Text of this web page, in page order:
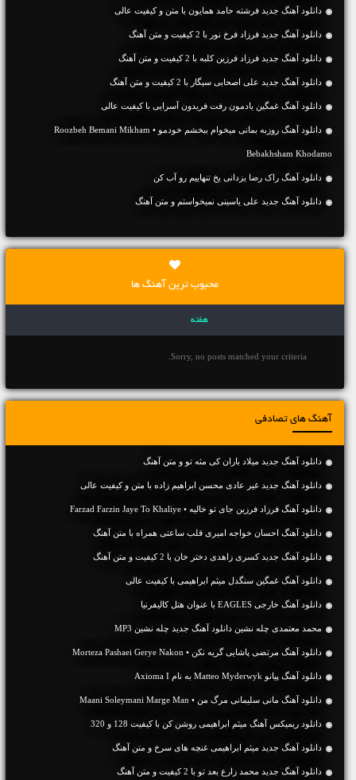
دانلود آهنگ جديد فرشته حامد همایون با متن و کیفیت عالی
دانلود آهنگ جديد فرزاد فرخ نور با 2 کیفیت و متن آهنگ
دانلود آهنگ جديد فرزاد فرزین کلبه با 2 کیفیت و متن آهنگ
دانلود آهنگ جديد علی اصحابی سیگار با 2 کیفیت و متن آهنگ
دانلود آهنگ غمگین یادمون رفت فریدون آسرایی با کیفیت عالی
دانلود آهنگ روزبه بمانی میخوام ببخشم خودمو • Roozbeh Bemani Mikham
Bebakhsham Khodamo
دانلود آهنگ راک رضا یزدانی یخ تنهاییم رو آب کن
دانلود آهنگ جديد علی یاسینی نمیخواستم و متن آهنگ
محبوب ترین آهنگ ها
هفته
Sorry, no posts matched your criteria.
آهنگ های تصادفی
دانلود آهنگ جديد میلاد باران کی مثه تو و متن آهنگ
دانلود آهنگ جديد غیر عادی محسن ابراهیم زاده با متن و کیفیت عالی
دانلود آهنگ فرزاد فرزین جای تو خالیه • Farzad Farzin Jaye To Khaliye
دانلود آهنگ احسان خواجه امیری قلب ساعتی همراه با متن آهنگ
دانلود آهنگ جديد کسری زاهدی دختر خان با 2 کیفیت و متن آهنگ
دانلود آهنگ غمگین سنگدل میثم ابراهیمی با کیفیت عالی
دانلود آهنگ خارجی EAGLES با عنوان هتل کالیفرنیا
محمد معتمدی چله نشین دانلود آهنگ جدید چله نشین MP3
دانلود آهنگ مرتضی پاشایی گریه نکن • Morteza Pashaei Gerye Nakon
دانلود آهنگ پیانو Matteo Myderwyk به نام Axioma I
دانلود آهنگ مانی سلیمانی مرگ من • Maani Soleymani Marge Man
دانلود ریمیکس آهنگ میثم ابراهیمی روشن کن با کیفیت 128 و 320
دانلود آهنگ جديد میثم ابراهیمی غنچه های سرخ و متن آهنگ
دانلود آهنگ جديد محمد زارع بعد تو با 2 کیفیت و متن آهنگ